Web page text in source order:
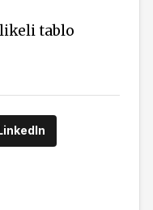
tablo
LinkedIn